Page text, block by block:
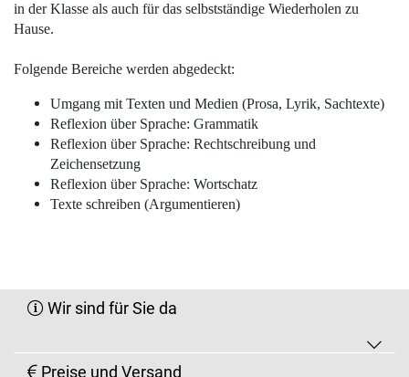
in der Klasse als auch für das selbstständige Wiederholen zu
Hause.
Folgende Bereiche werden abgedeckt:
Umgang mit Texten und Medien (Prosa, Lyrik, Sachtexte)
Reflexion über Sprache: Grammatik
Reflexion über Sprache: Rechtschreibung und
Zeichensetzung
Reflexion über Sprache: Wortschatz
Texte schreiben (Argumentieren)
Wir sind für Sie da
Preise und Versand